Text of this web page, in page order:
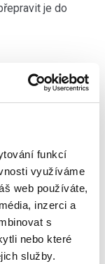
funkcí
využíváme
web používáte,
inzerci a
s
nebo které
služby.
je do
do
a obecně
materiálů.
linek
volně
lakovaného